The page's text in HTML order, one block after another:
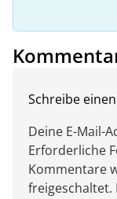
Schreibe
Deine E-Mail-
Erforderliche
Kommentare
freigeschaltet.